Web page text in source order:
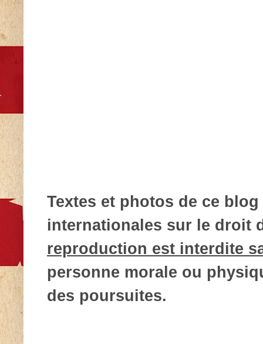
Textes et photos de ce
internationales sur le droit
reproduction est interdite
personne morale ou
des poursuites.